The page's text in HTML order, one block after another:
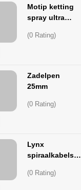
Motip ketting
spray ultra
(0 Rating)
Zadelpen
25mm
(0 Rating)
Lynx
spiraalkabelslo
(0 Rating)